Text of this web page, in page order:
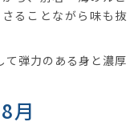
ることながら味も抜
て弾力のある身と濃厚
月